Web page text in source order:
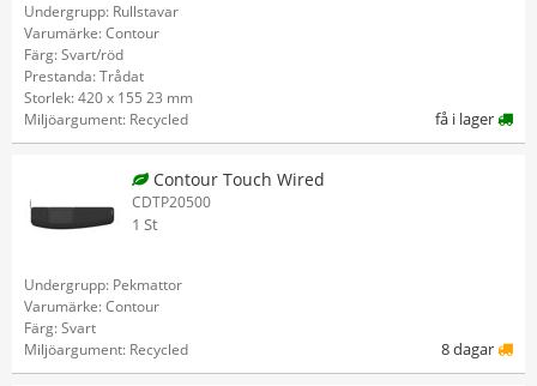
Undergrupp: Rullstavar
Varumärke: Contour
Färg: Svart/röd
Prestanda: Trådat
Storlek: 420 x 155 23 mm
Miljöargument: Recycled
få i lager
Contour Touch Wired
CDTP20500
1 St
Undergrupp: Pekmattor
Varumärke: Contour
Färg: Svart
Miljöargument: Recycled
8 dagar